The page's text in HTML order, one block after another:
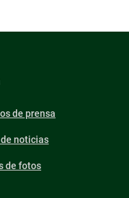
de prensa
noticias
de fotos